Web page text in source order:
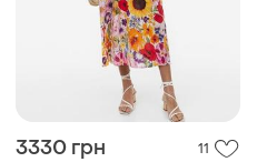
3330 грн 11